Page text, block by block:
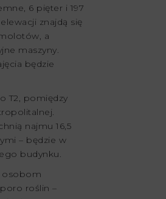
6 pięter i 197
znajdą się
a
maszyny.
będzie
T2, pomiędzy
najmu 16,5
– będzie w
budynku.
osobom
roślin –